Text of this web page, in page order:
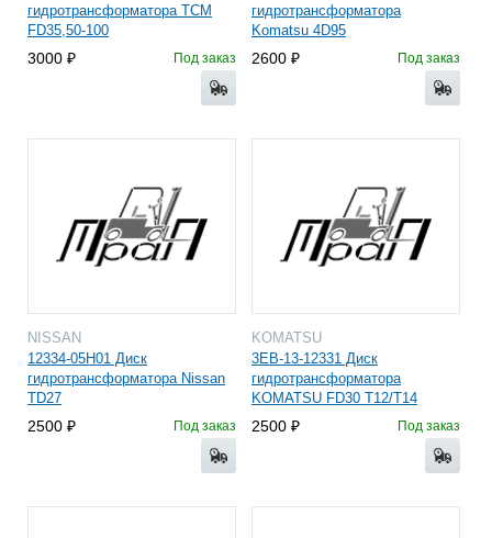
гидротрансформатора TCM
FD35,50-100
3000 Под заказ
гидротрансформатора
Komatsu 4D95
2600 Под заказ
NISSAN
12334-05H01 Диск
гидротрансформатора Nissan
TD27
2500 Под заказ
KOMATSU
3EB-13-12331 Диск
гидротрансформатора
KOMATSU FD30 T12/T14
2500 Под заказ